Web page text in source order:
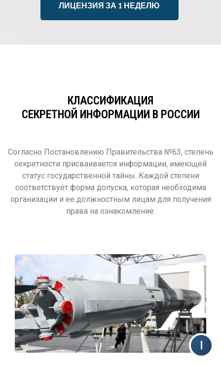
ЛИЦЕНЗИЯ ЗА 1 НЕДЕЛЮ
КЛАССИФИКАЦИЯ
СЕКРЕТНОЙ ИНФОРМАЦИИ В РОССИИ
Согласно Постановлению Правительства №63, степень
секретности присваивается информации, имеющей
статус государственной тайны. Каждой степени
соответствует форма допуска, которая необходима
организации и ее должностным лицам для получения
права на ознакомление.